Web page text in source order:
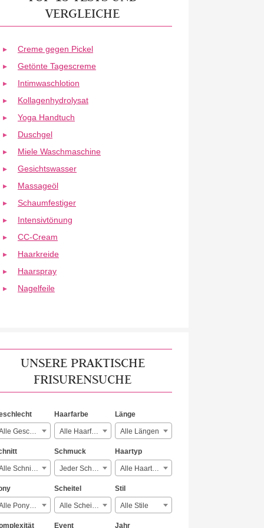
VERGLEICHE
Creme gegen Pickel
Getönte Tagescreme
Intimwaschlotion
Kollagenhydrolysat
Yoga Handtuch
Duschgel
Miele Waschmaschine
Gesichtswasser
Massageöl
Schaumfestiger
Intensivtönung
CC-Cream
Haarkreide
Haarspray
Nagelfeile
UNSERE PRAKTISCHE
FRISURENSUCHE
Alle Geschlechter
Haarfarbe
Alle Haarfarben
Länge
Alle Längen
Alle Schnitte
Schmuck
Jeder Schmuck
Haartyp
Alle Haartypen
Alle Ponyarten
Scheitel
Alle Scheitelarten
Stil
Alle Stile
Event Jahr